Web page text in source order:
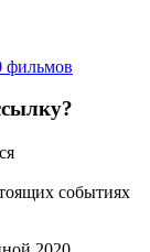
фильмов
событиях